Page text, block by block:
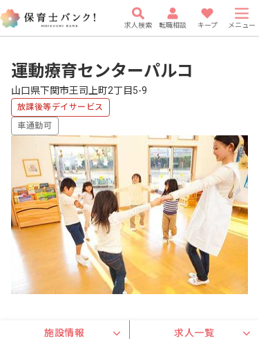
求人検索 転職相談 キープ メニュー
運動療育センターパルコ
山口県下関市王司上町2丁目5-9
放課後等デイサービス
車通勤可
施設情報 求人一覧